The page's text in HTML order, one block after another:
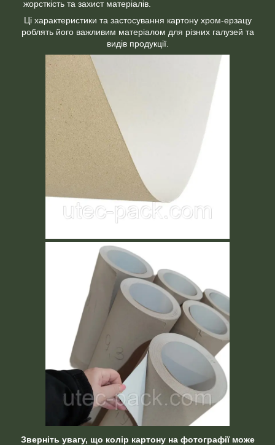
жорсткість та захист матеріалів.
Ці характеристики та застосування картону хром-ерзацу
роблять його важливим матеріалом для різних галузей та
видів продукції.
Зверніть увагу, що колір картону на фотографії може